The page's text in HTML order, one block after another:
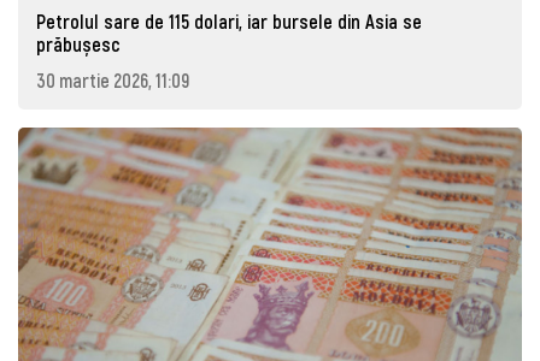
Petrolul sare de 115 dolari, iar bursele din Asia se
prăbușesc
30 martie 2026, 11:09